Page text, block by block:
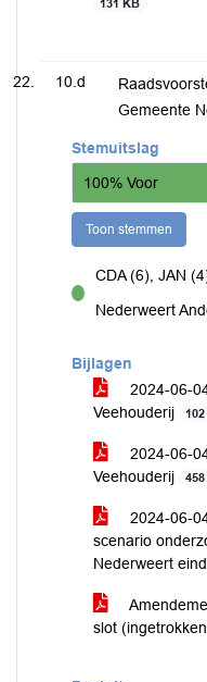
131 KB
10.d
Gemeente
Stemuitslag
100% Voor
Toon stemmen
voor
CDA (6), JAN
Nederweert
Bijlagen
2024-06-
Veehouderij
2024-06-
Veehouderij
2024-06-
scenario
Nederweert
slot